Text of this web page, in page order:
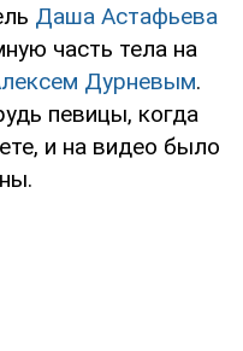
Даша Астафьева
часть тела на
Дурневым.
певицы, когда
и на видео было